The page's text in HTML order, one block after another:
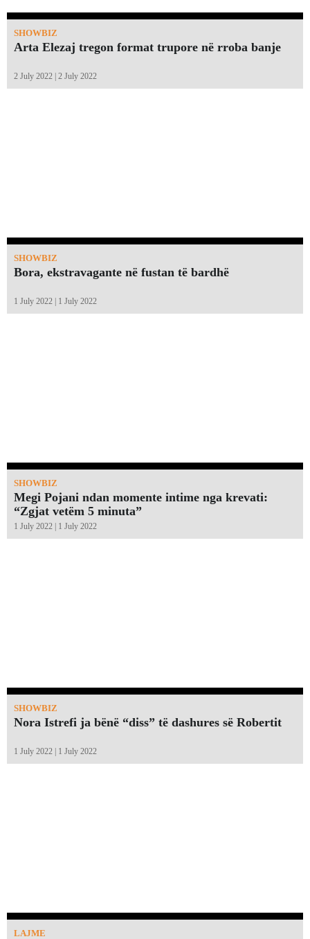
SHOWBIZ
Arta Elezaj tregon format trupore në rroba banje
2 July 2022 | 2 July 2022
SHOWBIZ
Bora, ekstravagante në fustan të bardhë
1 July 2022 | 1 July 2022
SHOWBIZ
Megi Pojani ndan momente intime nga krevati:
“Zgjat vetëm 5 minuta”￼
1 July 2022 | 1 July 2022
SHOWBIZ
Nora Istrefi ja bënë “diss” të dashures së Robertit
1 July 2022 | 1 July 2022
LAJME